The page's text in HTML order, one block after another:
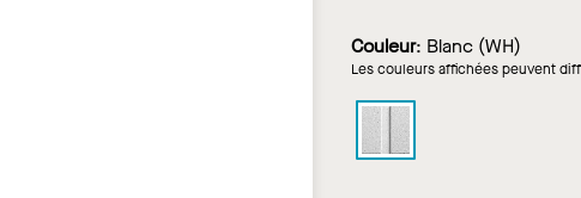
Couleur: Blanc (WH)
Les couleurs affichées peuvent